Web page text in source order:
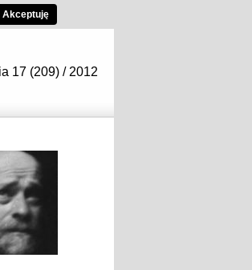
17 (209) / 2012
Akceptuję